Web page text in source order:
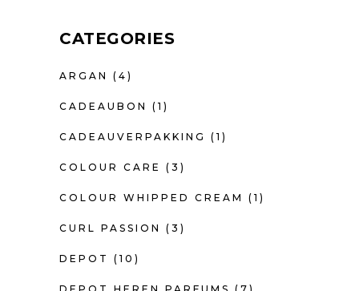
CATEGORIES
ARGAN (4)
CADEAUBON (1)
CADEAUVERPAKKING (1)
COLOUR CARE (3)
COLOUR WHIPPED CREAM (1)
CURL PASSION (3)
DEPOT (10)